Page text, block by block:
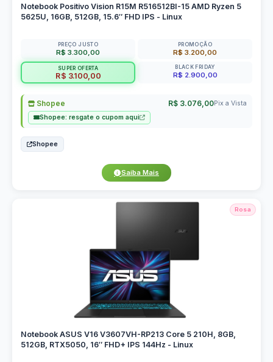
Notebook Positivo Vision R15M R516512BI-15 AMD Ryzen 5
5625U, 16GB, 512GB, 15.6″ FHD IPS - Linux
PREÇO JUSTO
R$ 3.300,00
PROMOÇÃO
R$ 3.200,00
SUPER OFERTA
R$ 3.100,00
BLACK FRIDAY
R$ 2.900,00
Shopee R$ 3.076,00Pix a Vista
Shopee: resgate o cupom aqui
Shopee
Saiba Mais
Rosa
Notebook ASUS V16 V3607VH-RP213 Core 5 210H, 8GB,
512GB, RTX5050, 16″ FHD+ IPS 144Hz - Linux